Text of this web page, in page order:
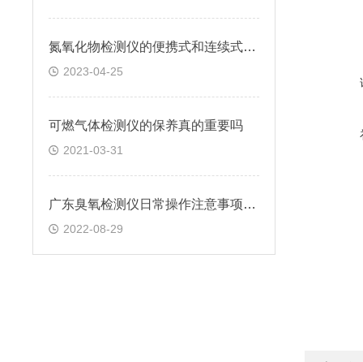
氮氧化物检测仪的便携式和连续式分别有哪些特点？
2023-04-25
可燃气体检测仪的保养真的重要吗
2021-03-31
广东臭氧检测仪日常操作注意事项有哪些？
2022-08-29